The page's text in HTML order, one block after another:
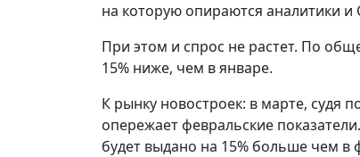
на которую опираются аналитики
При этом и спрос не растет. По
15% ниже, чем в январе.
К рынку новостроек: в марте, судя
опережает февральские
будет выдано на 15% больше чем в